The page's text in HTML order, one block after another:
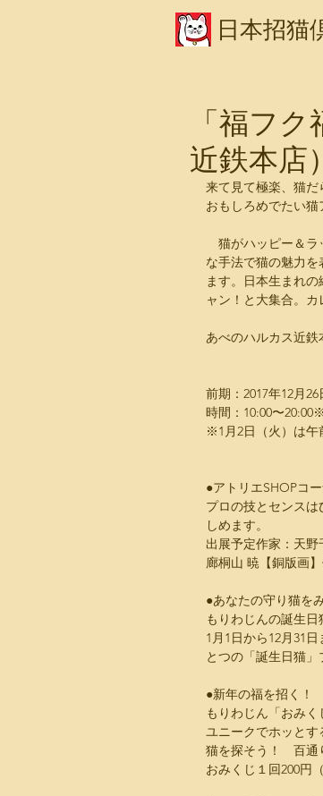
日本招猫
「福フ
近鉄本店）
来て見て極楽、猫だ
おもしろめでたい
猫がハッピー＆ラ
な手法で猫の魅力
ます。日本生まれ
ャン！と大集合。
あべのハルカス近
前期：2017年12月
時間：10:00〜
※1月2日（火）は午
●アトリエSHOPコ
プロの技とセンス
しめます。
出展予定作家：天
廊桐山 暁【銅版画
●あなたの守り猫を
もりわじんの誕生
1月1日から12月31
とつの「誕生日猫」
●新年の福を招く！
もりわじん「おみく
ユニークでホッとす
猫を探そう！　百通
おみくじ１回200円